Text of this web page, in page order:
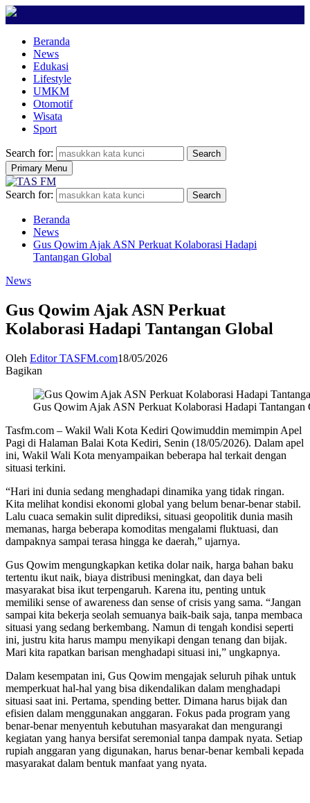
Beranda
News
Edukasi
Lifestyle
UMKM
Otomotif
Wisata
Sport
Search for:
Search
Primary Menu
Search for: Search
Beranda
News
Gus Qowim Ajak ASN Perkuat Kolaborasi Hadapi
Tantangan Global
News
Gus Qowim Ajak ASN Perkuat
Kolaborasi Hadapi Tantangan Global
Oleh Editor TASFM.com18/05/2026
Bagikan
Gus Qowim Ajak ASN Perkuat Kolaborasi Hadapi Tantangan
Tasfm.com – Wakil Wali Kota Kediri Qowimuddin memimpin Apel
Pagi di Halaman Balai Kota Kediri, Senin (18/05/2026). Dalam apel
ini, Wakil Wali Kota menyampaikan beberapa hal terkait dengan
situasi terkini.
“Hari ini dunia sedang menghadapi dinamika yang tidak ringan.
Kita melihat kondisi ekonomi global yang belum benar-benar stabil.
Lalu cuaca semakin sulit diprediksi, situasi geopolitik dunia masih
memanas, harga beberapa komoditas mengalami fluktuasi, dan
dampaknya sampai terasa hingga ke daerah,” ujarnya.
Gus Qowim mengungkapkan ketika dolar naik, harga bahan baku
tertentu ikut naik, biaya distribusi meningkat, dan daya beli
masyarakat bisa ikut terpengaruh. Karena itu, penting untuk
memiliki sense of awareness dan sense of crisis yang sama. “Jangan
sampai kita bekerja seolah semuanya baik-baik saja, tanpa membaca
situasi yang sedang berkembang. Namun di tengah kondisi seperti
ini, justru kita harus mampu menyikapi dengan tenang dan bijak.
Mari kita rapatkan barisan menghadapi situasi ini,” ungkapnya.
Dalam kesempatan ini, Gus Qowim mengajak seluruh pihak untuk
memperkuat hal-hal yang bisa dikendalikan dalam menghadapi
situasi saat ini. Pertama, spending better. Dimana harus bijak dan
efisien dalam menggunakan anggaran. Fokus pada program yang
benar-benar menyentuh kebutuhan masyarakat dan mengurangi
kegiatan yang hanya bersifat seremonial tanpa dampak nyata. Setiap
rupiah anggaran yang digunakan, harus benar-benar kembali kepada
masyarakat dalam bentuk manfaat yang nyata.